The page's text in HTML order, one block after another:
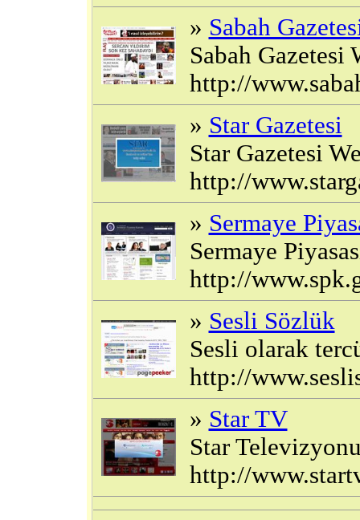
» Sabah
Sabah Gazetesi
http://
» Star Gazetesi
Star Gazetesi
http://
» Sermaye
Sermaye
http://
» Sesli Sözlük
Sesli olarak
http://
» Star TV
Star
http://